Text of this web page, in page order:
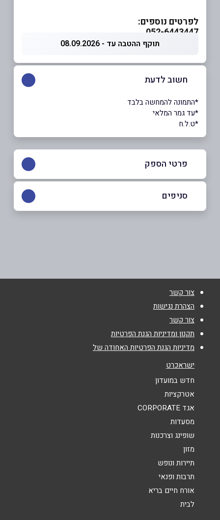
לפרטים נוספים:
052-6443447
תוקף ההטבה עד - 08.09.2026
חשוב לדעת
*התמונה להמחשה בלבד
*עד גמר המלאי
*ט.ל.ח
פרטי הספק
נושא*
אנא חזרו אלי בקשר ל...
סניפים
צור קשר
הצהרת נגישות
צור קשר
תקנון ומדיניות הגנת הפרטיות
מדיניות הגנת הפרטיות האחודה של
ישראכרט
חדש במועדון
אטרקציות
אגד CORPORATE
מסעדות
שופינג וצרכנות
מזון
תיירות ונופש
תרבות ופנאי
אורח חיים בריא
לבית